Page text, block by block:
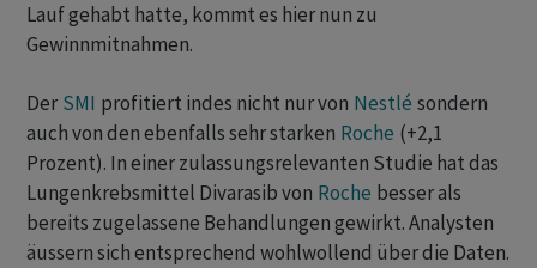
Lauf gehabt hatte, kommt es hier nun zu
Gewinnmitnahmen.
Der SMI profitiert indes nicht nur von Nestlé sondern
auch von den ebenfalls sehr starken Roche (+2,1
Prozent). In einer zulassungsrelevanten Studie hat das
Lungenkrebsmittel Divarasib von Roche besser als
bereits zugelassene Behandlungen gewirkt. Analysten
äussern sich entsprechend wohlwollend über die Daten.